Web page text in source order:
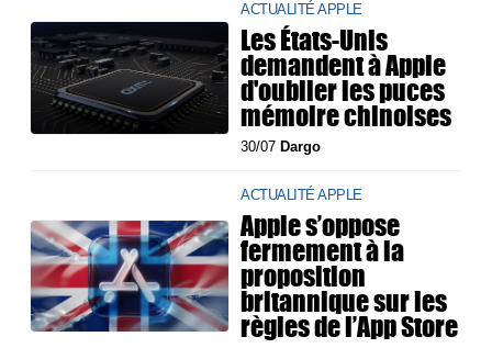
ACTUALITÉ APPLE
Les États-Unis
demandent à Apple
d'oublier les puces
mémoire chinoises
30/07 Dargo
ACTUALITÉ APPLE
Apple s’oppose
fermement à la
proposition
britannique sur les
règles de l’App Store